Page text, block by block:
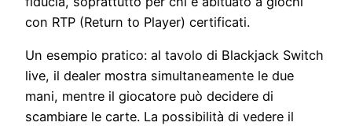
con RTP (Return to Player) certificati.
Un esempio pratico: al tavolo di Blackjack Switch
live, il dealer mostra simultaneamente le due
mani, mentre il giocatore può decidere di
scambiare le carte. La possibilità di vedere il